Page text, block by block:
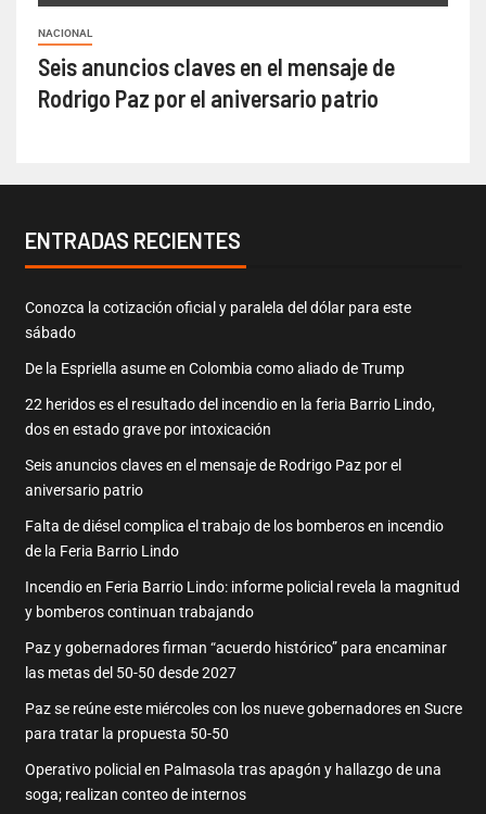
NACIONAL
Seis anuncios claves en el mensaje de
Rodrigo Paz por el aniversario patrio
ENTRADAS RECIENTES
Conozca la cotización oficial y paralela del dólar para este
sábado
De la Espriella asume en Colombia como aliado de Trump
22 heridos es el resultado del incendio en la feria Barrio Lindo,
dos en estado grave por intoxicación
Seis anuncios claves en el mensaje de Rodrigo Paz por el
aniversario patrio
Falta de diésel complica el trabajo de los bomberos en incendio
de la Feria Barrio Lindo
Incendio en Feria Barrio Lindo: informe policial revela la magnitud
y bomberos continuan trabajando
Paz y gobernadores firman “acuerdo histórico” para encaminar
las metas del 50-50 desde 2027
Paz se reúne este miércoles con los nueve gobernadores en Sucre
para tratar la propuesta 50-50
Operativo policial en Palmasola tras apagón y hallazgo de una
soga; realizan conteo de internos